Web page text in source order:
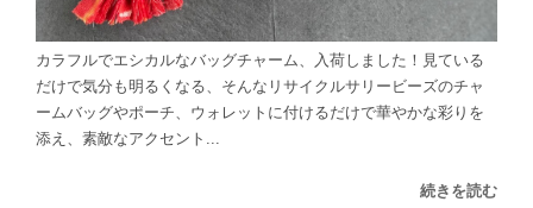
カラフルでエシカルなバッグチャーム、入荷しました！見ている
だけで気分も明るくなる、そんなリサイクルサリービーズのチャ
ームバッグやポーチ、ウォレットに付けるだけで華やかな彩りを
添え、素敵なアクセント...
続きを読む